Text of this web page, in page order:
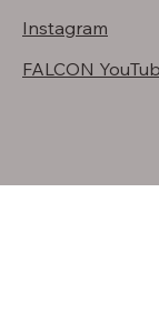
Instagram
FALCON